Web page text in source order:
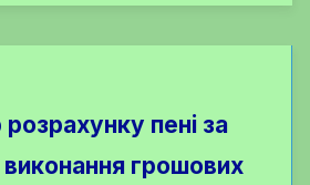
пені за
грошових